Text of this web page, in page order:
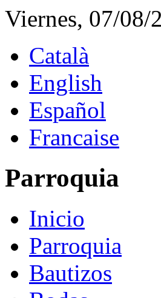
Viernes, 07/08/
Català
English
Español
Francaise
Parroquia
Inicio
Parroquia
Bautizos